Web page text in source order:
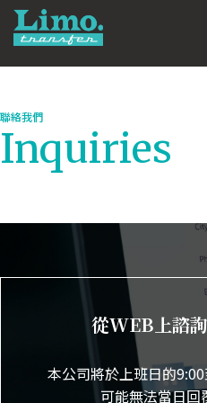
聯絡我們
Inquiries
從WEB上諮詢
本公司將於上班日的
可能無法當日回